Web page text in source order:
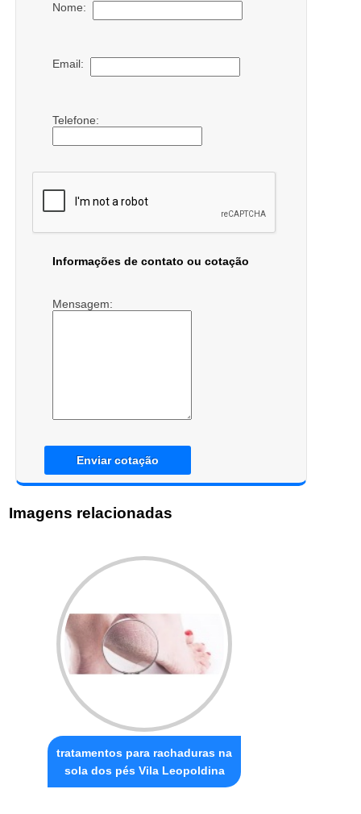
Nome:
Email:
Telefone:
Informações de contato ou cotação
Mensagem:
Enviar cotação
Imagens relacionadas
tratamentos para rachaduras na
sola dos pés Vila Leopoldina